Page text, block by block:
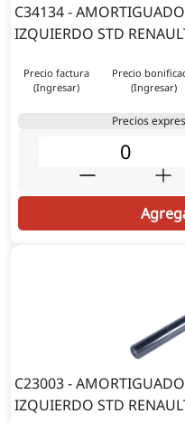
C34134 -
IZQUIERDO STD
Precio factura
(Ingresar)
Precio
(Ingresar)
Precios
C23003 -
IZQUIERDO STD